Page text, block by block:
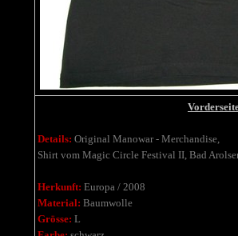
Details: Original Manowar - Merchandise,
Shirt vom Magic Circle Festival II, Bad
Herkunft: Europa / 2008
Material: Baumwolle
Grösse: L